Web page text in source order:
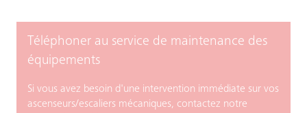
Téléphoner au service de maintenance des
équipements
Si vous avez besoin d'une intervention immédiate sur vos
ascenseurs/escaliers mécaniques, contactez notre